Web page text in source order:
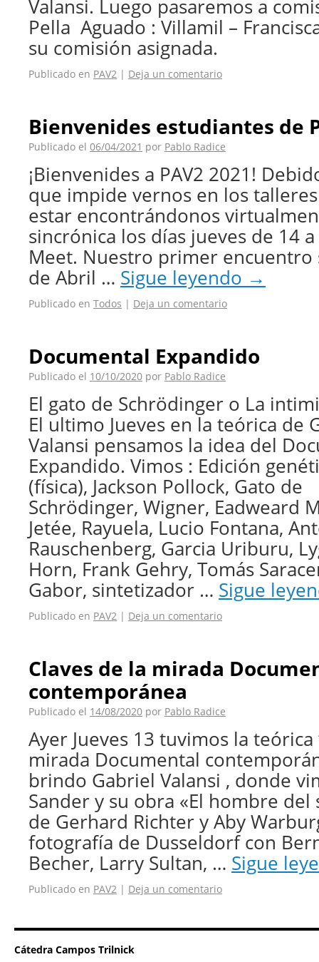
Valansi. Luego pasaremos a
Pella Aguado : Villamil –
su comisión asignada.
Publicado en PAV2 | Deja un comentario
Bienvenides estudiantes de
Publicado el 06/04/2021 por Pablo Radice
¡Bienvenides a PAV2 2021!
que impide vernos en los talleres
estar encontrándonos
sincrónica los días jueves de 14
Meet. Nuestro primer encuentro
de Abril … Sigue leyendo →
Publicado en Todos | Deja un comentario
Documental Expandido
Publicado el 10/10/2020 por Pablo Radice
El gato de Schrödinger o La
El ultimo Jueves en la teórica de
Valansi pensamos la idea del
Expandido. Vimos : Edición
(física), Jackson Pollock, Gato de
Schrödinger, Wigner, Eadweard
Jetée, Rayuela, Lucio Fontana,
Rauschenberg, Garcia Uriburu,
Horn, Frank Gehry, Tomás
Gabor, sintetizador … Sigue
Publicado en PAV2 | Deja un comentario
Claves de la mirada
contemporánea
Publicado el 14/08/2020 por Pablo Radice
Ayer Jueves 13 tuvimos la teórica
mirada Documental
brindo Gabriel Valansi , donde
Sander y su obra «El hombre del
de Gerhard Richter y Aby
fotografía de Dusseldorf con
Becher, Larry Sultan, … Sigue
Publicado en PAV2 | Deja un comentario
Cátedra Campos Trilnick